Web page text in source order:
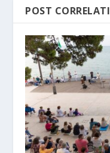
POST CORRELATI